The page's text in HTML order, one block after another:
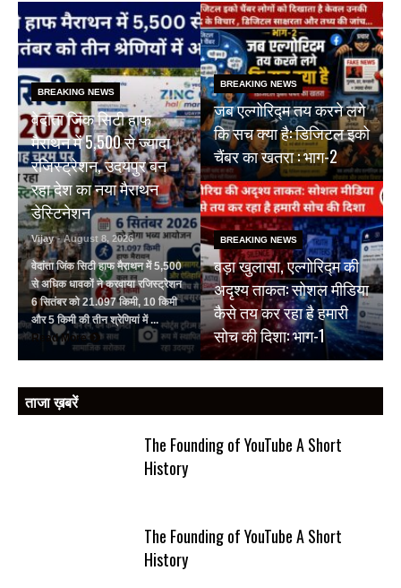
BREAKING NEWS
वेदांता जिंक सिटी हाफ
मैराथन में 5,500 से ज्यादा
रजिस्ट्रेशन, उदयपुर बन
रहा देश का नया मैराथन
डेस्टिनेशन
Vijay - August 8, 2026
वेदांता जिंक सिटी हाफ मैराथन में 5,500
से अधिक धावकों ने करवाया रजिस्ट्रेशन
6 सितंबर को 21.097 किमी, 10 किमी
और 5 किमी की तीन श्रेणियां में ...
Read More
BREAKING NEWS
जब एल्गोरिद्म तय करने लगे
कि सच क्या है: डिजिटल इको
चैंबर का खतरा : भाग-2
BREAKING NEWS
बड़ा खुलासा, एल्गोरिद्म की
अदृश्य ताकत: सोशल मीडिया
कैसे तय कर रहा है हमारी
सोच की दिशा: भाग-1
ताजा ख़बरें
The Founding of YouTube A Short
History
The Founding of YouTube A Short
History